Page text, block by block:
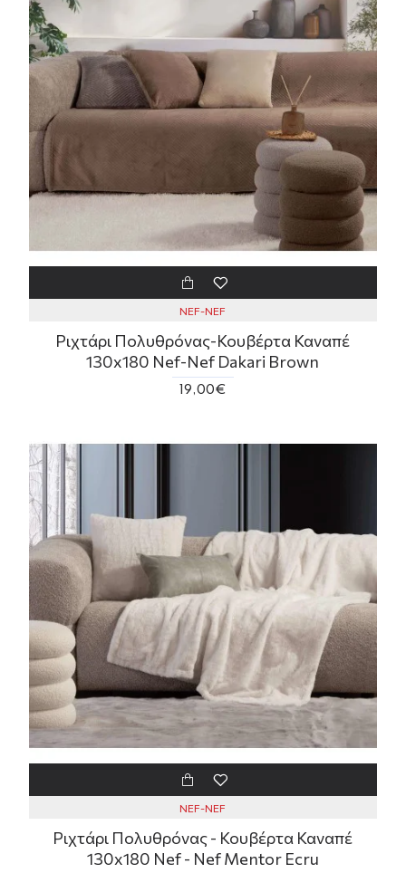
NEF-NEF
Ριχτάρι Πολυθρόνας-Κουβέρτα Καναπέ
130x180 Nef-Nef Dakari Brown
19,00€
NEF-NEF
Ριχτάρι Πολυθρόνας - Κουβέρτα Καναπέ
130x180 Nef - Nef Mentor Ecru